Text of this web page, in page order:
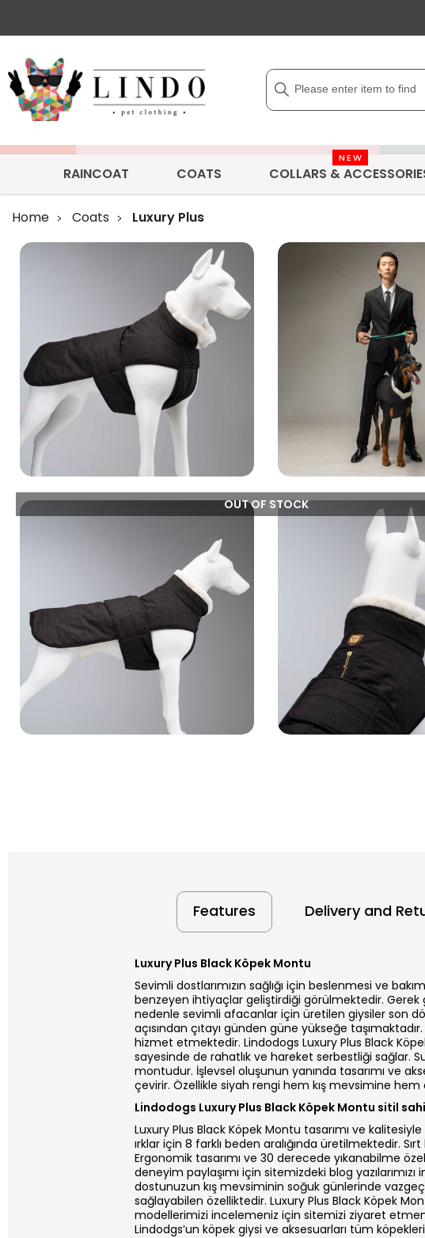
RAINCOAT COATS
NEW
COLLARS &
Home Coats Luxury Plus
OUT OF STOCK
Features Delivery and
Luxury Plus Black Köpek Montu
Sevimli dostlarımızın sağlığı için beslenmesi ve
benzeyen ihtiyaçlar geliştirdiği görülmektedir. Gerek
nedenle sevimli afacanlar için üretilen giysiler son
açısından çıtayı günden güne yükseğe
hizmet etmektedir. Lindodogs Luxury Plus Black
sayesinde de rahatlık ve hareket serbestliği sağlar.
montudur. İşlevsel oluşunun yanında tasarımı ve
çevirir. Özellikle siyah rengi hem kış mevsimine
Lindodogs Luxury Plus Black Köpek Montu sitil
Luxury Plus Black Köpek Montu tasarımı ve
ırklar için 8 farklı beden aralığında üretilmektedir.
Ergonomik tasarımı ve 30 derecede yıkanabilme
deneyim paylaşımı için sitemizdeki blog
dostunuzun kış mevsiminin soğuk günlerinde
sağlayabilen özelliktedir. Luxury Plus Black Köpek
modellerimizi incelemeniz için sitemizi ziyaret
Lindodgs’un köpek giysi ve aksesuarları tüm